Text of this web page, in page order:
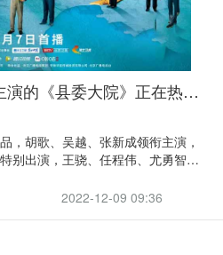
【回国加速器】胡歌主演的《县委大院》正在热播中，引力带你回国看胡歌的新剧
，胡歌、吴越、张新成领衔主演，
别出演，王骁、任程伟、尤勇智、
2022-12-09 09:36